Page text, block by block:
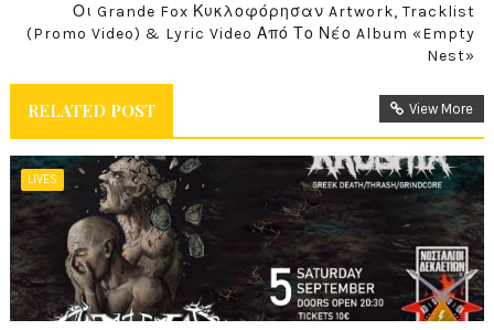
Οι Grande Fox Κυκλοφόρησαν Artwork, Tracklist
(Promo Video) & Lyric Video Από Το Νέο Album «Empty
Nest»
RELATED POST View More
LIVES